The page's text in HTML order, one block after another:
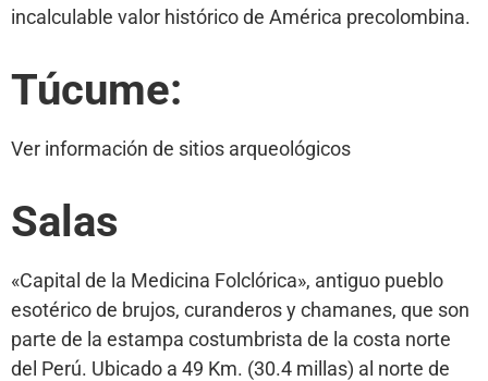
incalculable valor histórico de América precolombina.
Túcume:
Ver información de sitios arqueológicos
Salas
«Capital de la Medicina Folclórica», antiguo pueblo
esotérico de brujos, curanderos y chamanes, que son
parte de la estampa costumbrista de la costa norte
del Perú. Ubicado a 49 Km. (30.4 millas) al norte de